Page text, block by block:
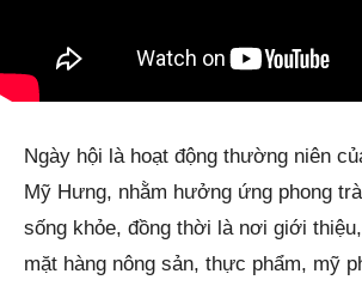
Ngày hội là hoạt động thường niên
Mỹ Hưng, nhằm hưởng ứng phong
sống khỏe, đồng thời là nơi giới
mặt hàng nông sản, thực phẩm, mỹ